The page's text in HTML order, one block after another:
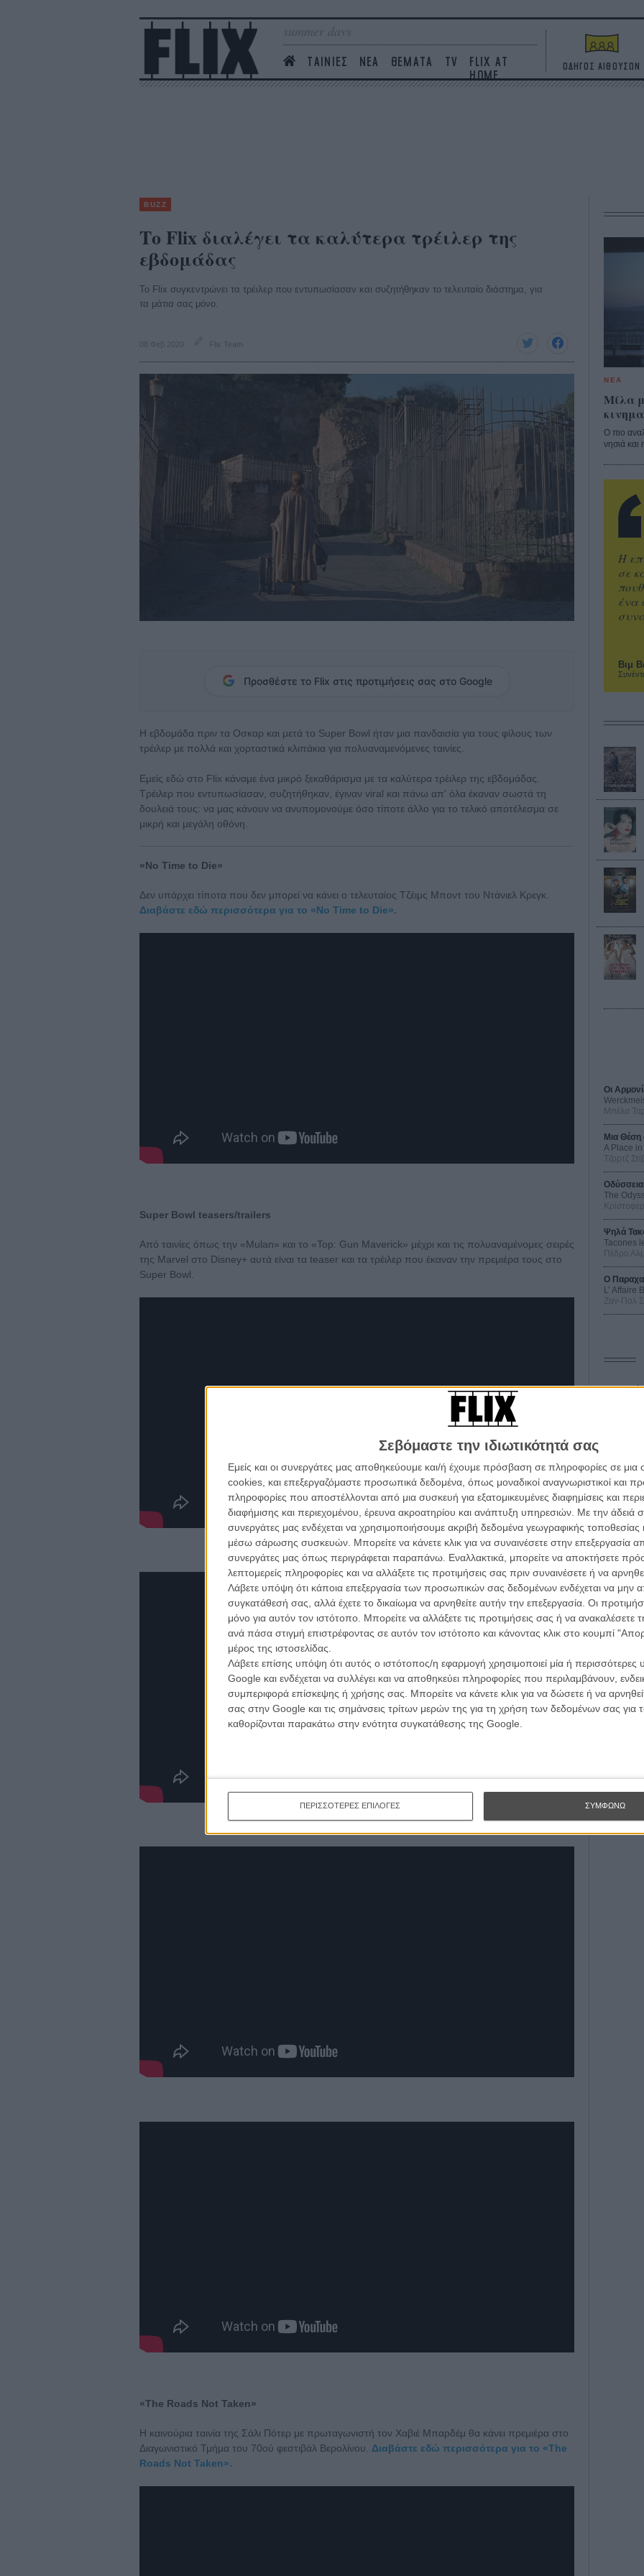
Σεβόμαστε την ιδιωτικότητά σας
Εμείς και οι συνεργάτες μας αποθηκεύουμε και/ή έχουμε πρόσβαση σε πληροφορίες σε
cookies, και επεξεργαζόμαστε προσωπικά δεδομένα, όπως μοναδικοί αναγνωριστικοί και
πληροφορίες που αποστέλλονται από μια συσκευή για εξατομικευμένες διαφημίσεις και
διαφήμισης και περιεχομένου, έρευνα ακροατηρίου και ανάπτυξη υπηρεσιών. Με την άδειά
συνεργάτες μας ενδέχεται να χρησιμοποιήσουμε ακριβή δεδομένα γεωγραφικής τοποθεσίας
μέσω σάρωσης συσκευών. Μπορείτε να κάνετε κλικ για να συναινέσετε στην επεξεργασία
συνεργάτες μας όπως περιγράφεται παραπάνω. Εναλλακτικά, μπορείτε να αποκτήσετε
λεπτομερείς πληροφορίες και να αλλάξετε τις προτιμήσεις σας πριν συναινέσετε ή να
Λάβετε υπόψη ότι κάποια επεξεργασία των προσωπικών σας δεδομένων ενδέχεται να μην
συγκατάθεσή σας, αλλά έχετε το δικαίωμα να αρνηθείτε αυτήν την επεξεργασία. Οι
μόνο για αυτόν τον ιστότοπο. Μπορείτε να αλλάξετε τις προτιμήσεις σας ή να ανακαλέσετε
ανά πάσα στιγμή επιστρέφοντας σε αυτόν τον ιστότοπο και κάνοντας κλικ στο κουμπί
μέρος της ιστοσελίδας.
Λάβετε επίσης υπόψη ότι αυτός ο ιστότοπος/η εφαρμογή χρησιμοποιεί μία ή περισσότερες
Google και ενδέχεται να συλλέγει και να αποθηκεύει πληροφορίες που περιλαμβάνουν,
συμπεριφορά επίσκεψης ή χρήσης σας. Μπορείτε να κάνετε κλικ για να δώσετε ή να
σας στην Google και τις σημάνσεις τρίτων μερών της για τη χρήση των δεδομένων σας
καθορίζονται παρακάτω στην ενότητα συγκατάθεσης της Google.
ΠΕΡΙΣΣΟΤΕΡΕΣ ΕΠΙΛΟΓΕΣ ΣΥΜΦΩΝΩ
summer days
ΤΑΙΝΙΕΣ ΝΕΑ ΘΕΜΑΤΑ TV
FLIX AT
HOME
ΟΔΗΓΟΣ ΑΙΘΟΥΣΩΝ
BUZZ
Το Flix διαλέγει τα καλύτερα τρέιλερ της
εβδομάδας
Το Flix συγκεντρώνει τα τρέιλερ που εντυπωσίασαν και συζητήθηκαν το τελευταίο διάστημα, για
τα μάτια σας μόνο.
08 Φεβ 2020 Flix Team
Προσθέστε το Flix στις προτιμήσεις σας στο Google
Η εβδομάδα πριν τα Οσκαρ και μετά το Super Bowl ήταν μια πανδαισία για τους φίλους των
τρέιλερ με πολλά και χορταστικά κλιπάκια για πολυαναμενόμενες ταινίες.
Εμείς εδώ στο Flix κάναμε ένα μικρό ξεκαθάρισμα με τα καλύτερα τρέιλερ της εβδομάδας.
Τρέιλερ που εντυπωσίασαν, συζητήθηκαν, έγιναν viral και πάνω απ' όλα έκαναν σωστά τη
δουλειά τους: να μας κάνουν να ανυπομονούμε όσο τίποτε άλλο για το τελικό αποτέλεσμα σε
μικρή και μεγάλη οθόνη.
«No Time to Die»
Δεν υπάρχει τίποτα που δεν μπορεί να κάνει ο τελευταίος Τζέιμς Μποντ του Ντάνιελ Κρεγκ.
Διαβάστε εδώ περισσότερα για το «No Time to Die».
Super Bowl teasers/trailers
Από ταινίες όπως την «Mulan» και το «Top: Gun Maverick» μέχρι και τις πολυαναμένομες σειρές
της Marvel στο Disney+ αυτά είναι τα teaser και τα τρέιλερ που έκαναν την πρεμιέρα τους στο
Super Bowl.
«The Roads Not Taken»
H καινούρια ταινία της Σάλι Πότερ με πρωταγωνιστή τον Χαβιέ Μπαρδέμ θα κάνει πρεμιέρα στο
Διαγωνιστικό Τμήμα του 70ού φεστιβάλ Βερολίνου. Διαβάστε εδώ περισσότερα για το «The
Roads Not Taken».
ΝΕΑ
Μίλα
Ο πιο
νησιά και
Βιμ
Η
σε
ένα
Οι
Μπέλα
Μια Θέση
A Place
Τζορτζ
Οδύσσεια
The
Ψηλά
Tacones
Πέδρο
Ο
L’ Affaire
Ζαν-Πολ
Ο
10
τον
Εγγράψου
Θέλω
για να τα βλέπεις όλα σινεμά...
Η κινηματογραφική εβδομάδα
με τον τρόπο του flix
το newsletterτου flix, στο inbox σου
κινηματογραφικές ειδήσεις | νέες ταινίες | πρόγραμμα αιθουσών για όλη την Ελλάδα |
κριτικές | συνεντεύξεις | απόψεις | αφιερώματα | διαγωνισμοί
ΕΓΓΡΑΦΗ